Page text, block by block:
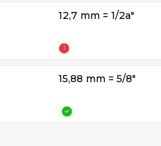
12,7 mm = 1/2a″
15,88 mm = 5/8″